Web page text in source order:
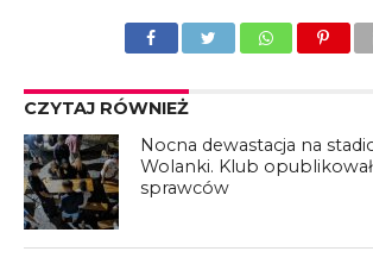
CZYTAJ RÓWNIEŻ
Nocna dewastacja na
Wolanki. Klub
sprawców